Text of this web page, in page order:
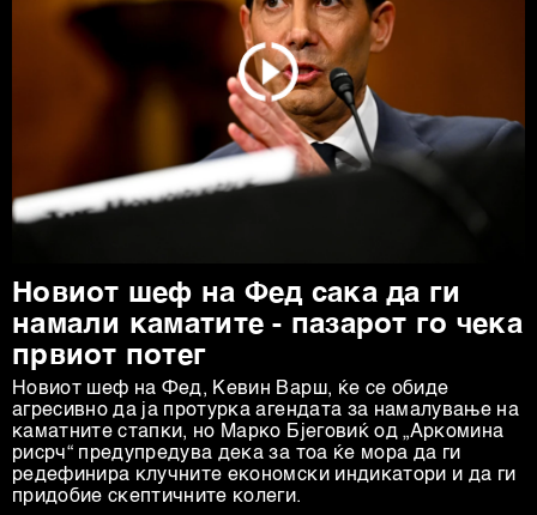
Новиот шеф на Фед сака да ги
намали каматите - пазарот го чека
првиот потег
Новиот шеф на Фeд, Кевин Варш, ќе се обиде
агресивно да ја протурка агендата за намалување на
каматните стапки, но Марко Бјеговиќ од „Аркомина
рисрч“ предупредува дека за тоа ќе мора да ги
редефинира клучните економски индикатори и да ги
придобие скептичните колеги.